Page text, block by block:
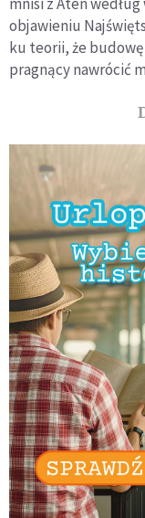
objawieniu
ku teorii, że
pragnący nawrócić